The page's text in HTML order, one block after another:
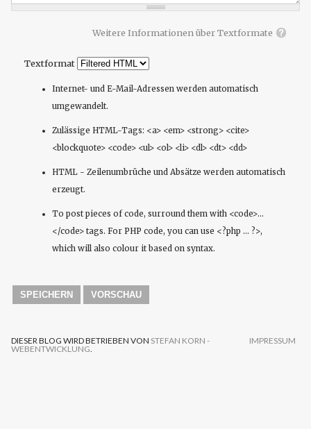
Weitere Informationen über Textformate
Textformat
Internet- und E-Mail-Adressen werden automatisch
umgewandelt.
Zulässige HTML-Tags: <a> <em> <strong> <cite>
<blockquote> <code> <ul> <ol> <li> <dl> <dt> <dd>
HTML - Zeilenumbrüche und Absätze werden automatisch
erzeugt.
To post pieces of code, surround them with <code>...
</code> tags. For PHP code, you can use <?php ... ?>,
which will also colour it based on syntax.
IMPRESSUM
DIESER BLOG WIRD BETRIEBEN VON STEFAN KORN -
WEBENTWICKLUNG